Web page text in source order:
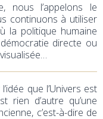
nous l’appelons le
continuons à utiliser
la politique humaine
directe ou
que l’Univers est
rien d’autre qu’une
c’est-à-dire de